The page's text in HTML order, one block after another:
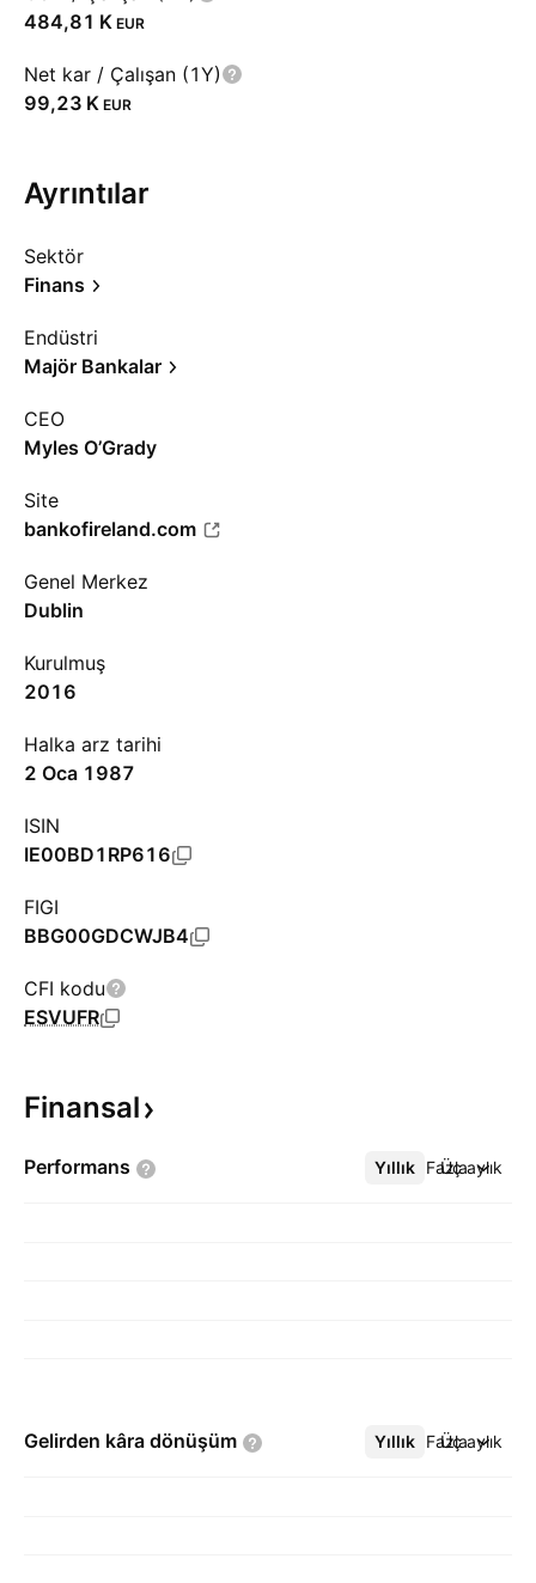
‪484,81 K‬ EUR
Net kar / Çalışan (1Y)
‪99,23 K‬ EUR
Ayrıntılar
Sektör
Finans
Endüstri
Majör Bankalar
CEO
Myles O’Grady
Site
bankofireland.com
Genel Merkez
Dublin
Kurulmuş
2016
Halka arz tarihi
2 Oca 1987
ISIN
IE00BD1RP616
FIGI
BBG00GDCWJB4
CFI kodu
ESVUFR
Finansal
Performans Yıllık Üç aylık
Daha Fazla
Gelirden kâra dönüşüm Yıllık Üç aylık
Daha Fazla